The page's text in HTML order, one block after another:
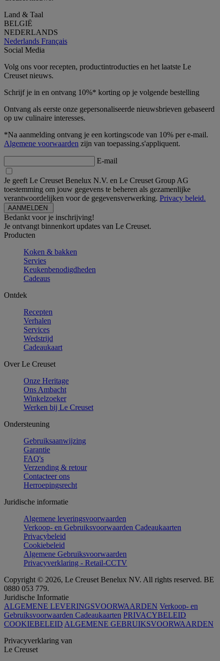
Land & Taal
BELGIË
NEDERLANDS
Nederlands Français
Social Media
Volg ons voor recepten, productintroducties en het laatste Le
Creuset nieuws.
Schrijf je in en ontvang 10%* korting op je volgende bestelling
Ontvang als eerste onze gepersonaliseerde nieuwsbrieven gebaseerd
op uw culinaire interesses.
*Na aanmelding ontvang je een kortingscode van 10% per e-mail.
Algemene voorwaarden zijn van toepassing.s'appliquent.
E-mail
Je geeft Le Creuset Benelux N.V. en Le Creuset Group AG
toestemming om jouw gegevens te beheren als gezamenlijke
verantwoordelijken voor de gegevensverwerking. Privacy beleid.
Bedankt voor je inschrijving!
Je ontvangt binnenkort updates van Le Creuset.
Producten
Koken & bakken
Servies
Keukenbenodigdheden
Cadeaus
Ontdek
Recepten
Verhalen
Services
Wedstrijd
Cadeaukaart
Over Le Creuset
Onze Heritage
Ons Ambacht
Winkelzoeker
Werken bij Le Creuset
Ondersteuning
Gebruiksaanwijzing
Garantie
FAQ's
Verzending & retour
Contacteer ons
Herroepingsrecht
Juridische informatie
Algemene leveringsvoorwaarden
Verkoop- en Gebruiksvoorwaarden Cadeaukaarten
Privacybeleid
Cookiebeleid
Algemene Gebruiksvoorwaarden
Privacyverklaring - Retail-CCTV
Copyright © 2026, Le Creuset Benelux NV. All rights reserved. BE
0880 053 779.
Juridische Informatie
ALGEMENE LEVERINGSVOORWAARDEN Verkoop- en
Gebruiksvoorwaarden Cadeaukaarten PRIVACYBELEID
COOKIEBELEID ALGEMENE GEBRUIKSVOORWAARDEN
Privacyverklaring van
Le Creuset